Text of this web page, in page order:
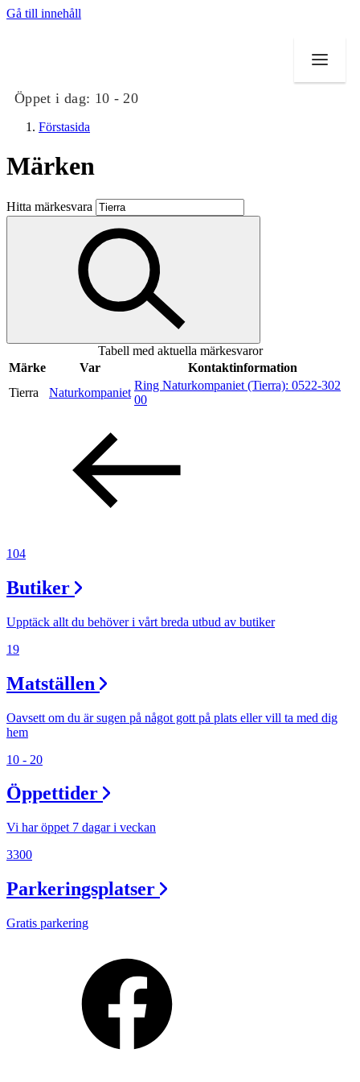
Gå till innehåll
Öppet i dag: 10 - 20
Butiker
Mat och dryck
Evenemang
Erbjudanden
Inspiration
Lediga jobb
Magasin
Presentkort
Förstasida
Märken
Hitta märkesvara
Tabell med aktuella märkesvaror
Märke
Var
Kontaktinformation
Tierra
Naturkompaniet
Ring Naturkompaniet (Tierra): 0522-302
00
104
Butiker
Upptäck allt du behöver i vårt breda utbud av butiker
19
Matställen
Oavsett om du är sugen på något gott på plats eller vill ta med dig
hem
10 - 20
Öppettider
Vi har öppet 7 dagar i veckan
3300
Parkeringsplatser
Gratis parkering